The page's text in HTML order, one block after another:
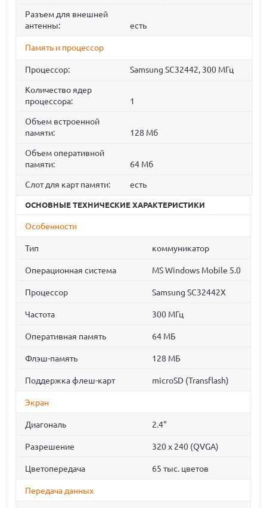
Разъем для внешней
антенны:
есть
Память и процессор
Процессор: Samsung SC32442, 300 МГц
Количество ядер
процессора:
1
Объем встроенной
памяти:
128 Мб
Объем оперативной
памяти:
64 Мб
Слот для карт памяти: есть
ОСНОВНЫЕ ТЕХНИЧЕСКИЕ ХАРАКТЕРИСТИКИ
Особенности
Тип коммуникатор
Операционная система MS Windows Mobile 5.0
Процессор Samsung SC32442X
Частота 300 МГц
Оперативная память 64 МБ
Флэш-память 128 МБ
Поддержка флеш-карт microSD (Transflash)
Экран
Диагональ 2.4"
Разрешение 320 x 240 (QVGA)
Цветопередача 65 тыс. цветов
Передача данных